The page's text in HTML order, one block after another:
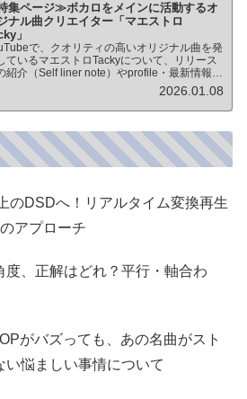
集ページ≫ボカロをメインに活動するオ
ナル曲クリエイター「マエストロ
」
で、クオリティの高いオリジナル曲を発
ているマエストロTackyについて、リリース
紹介（Self liner note）やprofile・最新情報な
★動画チャンネル登録100人突破記念作品の生
2026.01.08
のDSDへ！リアルタイム変換再生
アプローチ
度、正解はどれ？平行・軸合わ
がバズっても、あの名曲がスト
い悩ましい事情について